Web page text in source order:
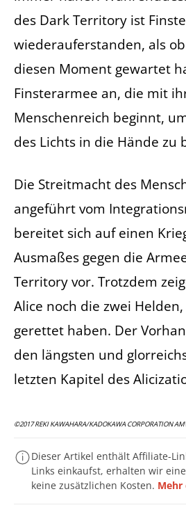
des Dark Territory ist
wiederauferstanden, als
diesen Moment gewartet
Finsterarmee an, die mit
Menschenreich beginnt,
des Lichts in die Hände zu
Die Streitmacht des
angeführt vom
bereitet sich auf einen
Ausmaßes gegen die
Territory vor. Trotzdem
Alice noch die zwei
gerettet haben. Der
den längsten und
letzten Kapitel des
©2017 REKI KAWAHARA/KADOKAWA CORPORATION
Dieser Artikel enthält Affiliate-
Links einkaufst, erhalten wir
keine zusätzlichen Kosten. Mehr